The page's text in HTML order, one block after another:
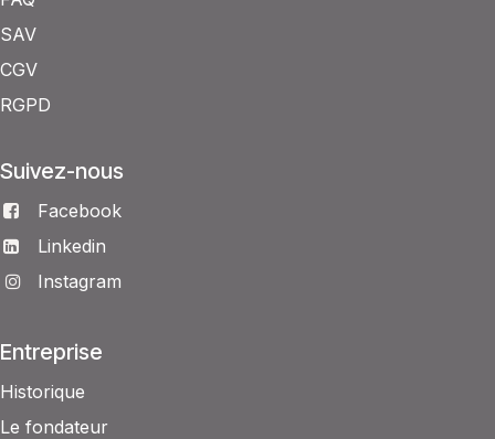
SAV
CGV
RGPD
Suivez-nous
Facebook
Linkedin
Instagram
Entreprise
Historique
Le fondateur